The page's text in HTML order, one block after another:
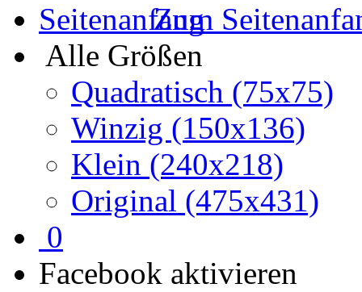
Zum
Alle Größen
Quadratisch (75x75)
Winzig (150x136)
Klein (240x218)
Original (475x431)
0
Facebook aktivieren